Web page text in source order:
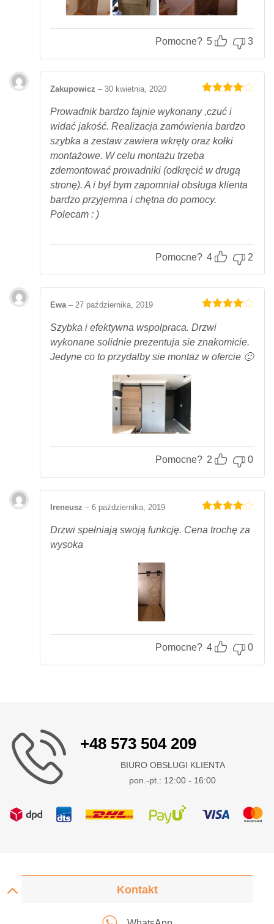
Pomocne? 5 3
4 na 5.
Zakupowicz – 30 kwietnia, 2020
Prowadnik bardzo fajnie wykonany ,czuć i
widać jakość. Realizacja zamówienia bardzo
szybka a zestaw zawiera wkręty oraz kołki
montażowe. W celu montażu trzeba
zdemontować prowadniki (odkręcić w drugą
stronę). A i był bym zapomniał obsługa klienta
bardzo przyjemna i chętna do pomocy.
Polecam : )
Pomocne? 4 2
4na 5.
Ewa – 27 października, 2019
Szybka i efektywna wspolpraca. Drzwi
wykonane solidnie prezentuja sie znakomicie.
Jedyne co to przydalby sie montaz w ofercie 🙂
Pomocne? 2 0
4na 5.
Ireneusz – 6 października, 2019
Drzwi spełniają swoją funkcję. Cena trochę za
wysoka
Pomocne? 4 0
+48 573 504 209
BIURO OBSŁUGI KLIENTA
pon.-pt.: 12:00 - 16:00
Kontakt